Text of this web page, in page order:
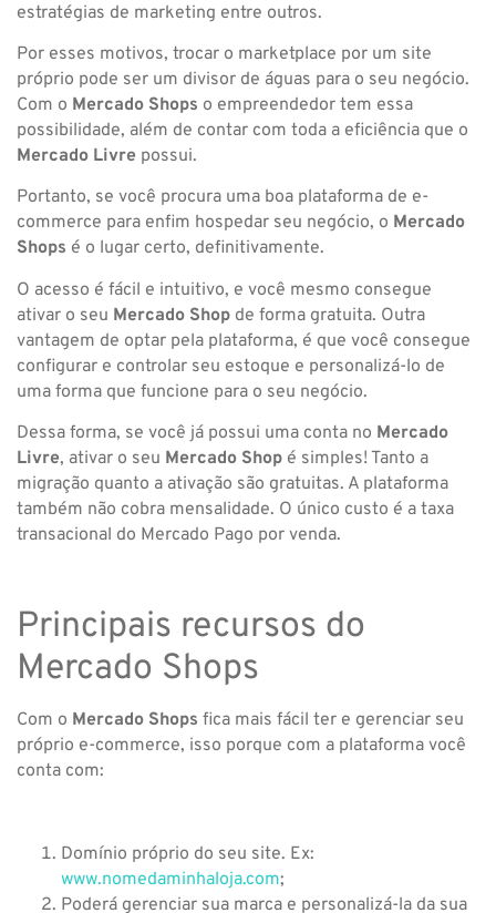
estratégias de marketing entre outros.
Por esses motivos, trocar o marketplace por um site
próprio pode ser um divisor de águas para o seu negócio.
Com o Mercado Shops o empreendedor tem essa
possibilidade, além de contar com toda a eficiência que o
Mercado Livre possui.
Portanto, se você procura uma boa plataforma de e-
commerce para enfim hospedar seu negócio, o Mercado
Shops é o lugar certo, definitivamente.
O acesso é fácil e intuitivo, e você mesmo consegue
ativar o seu Mercado Shop de forma gratuita. Outra
vantagem de optar pela plataforma, é que você consegue
configurar e controlar seu estoque e personalizá-lo de
uma forma que funcione para o seu negócio.
Dessa forma, se você já possui uma conta no Mercado
Livre, ativar o seu Mercado Shop é simples! Tanto a
migração quanto a ativação são gratuitas. A plataforma
também não cobra mensalidade. O único custo é a taxa
transacional do Mercado Pago por venda.
Principais recursos do
Mercado Shops
Com o Mercado Shops fica mais fácil ter e gerenciar seu
próprio e-commerce, isso porque com a plataforma você
conta com:
Domínio próprio do seu site. Ex:
www.nomedaminhaloja.com;
Poderá gerenciar sua marca e personalizá-la da sua